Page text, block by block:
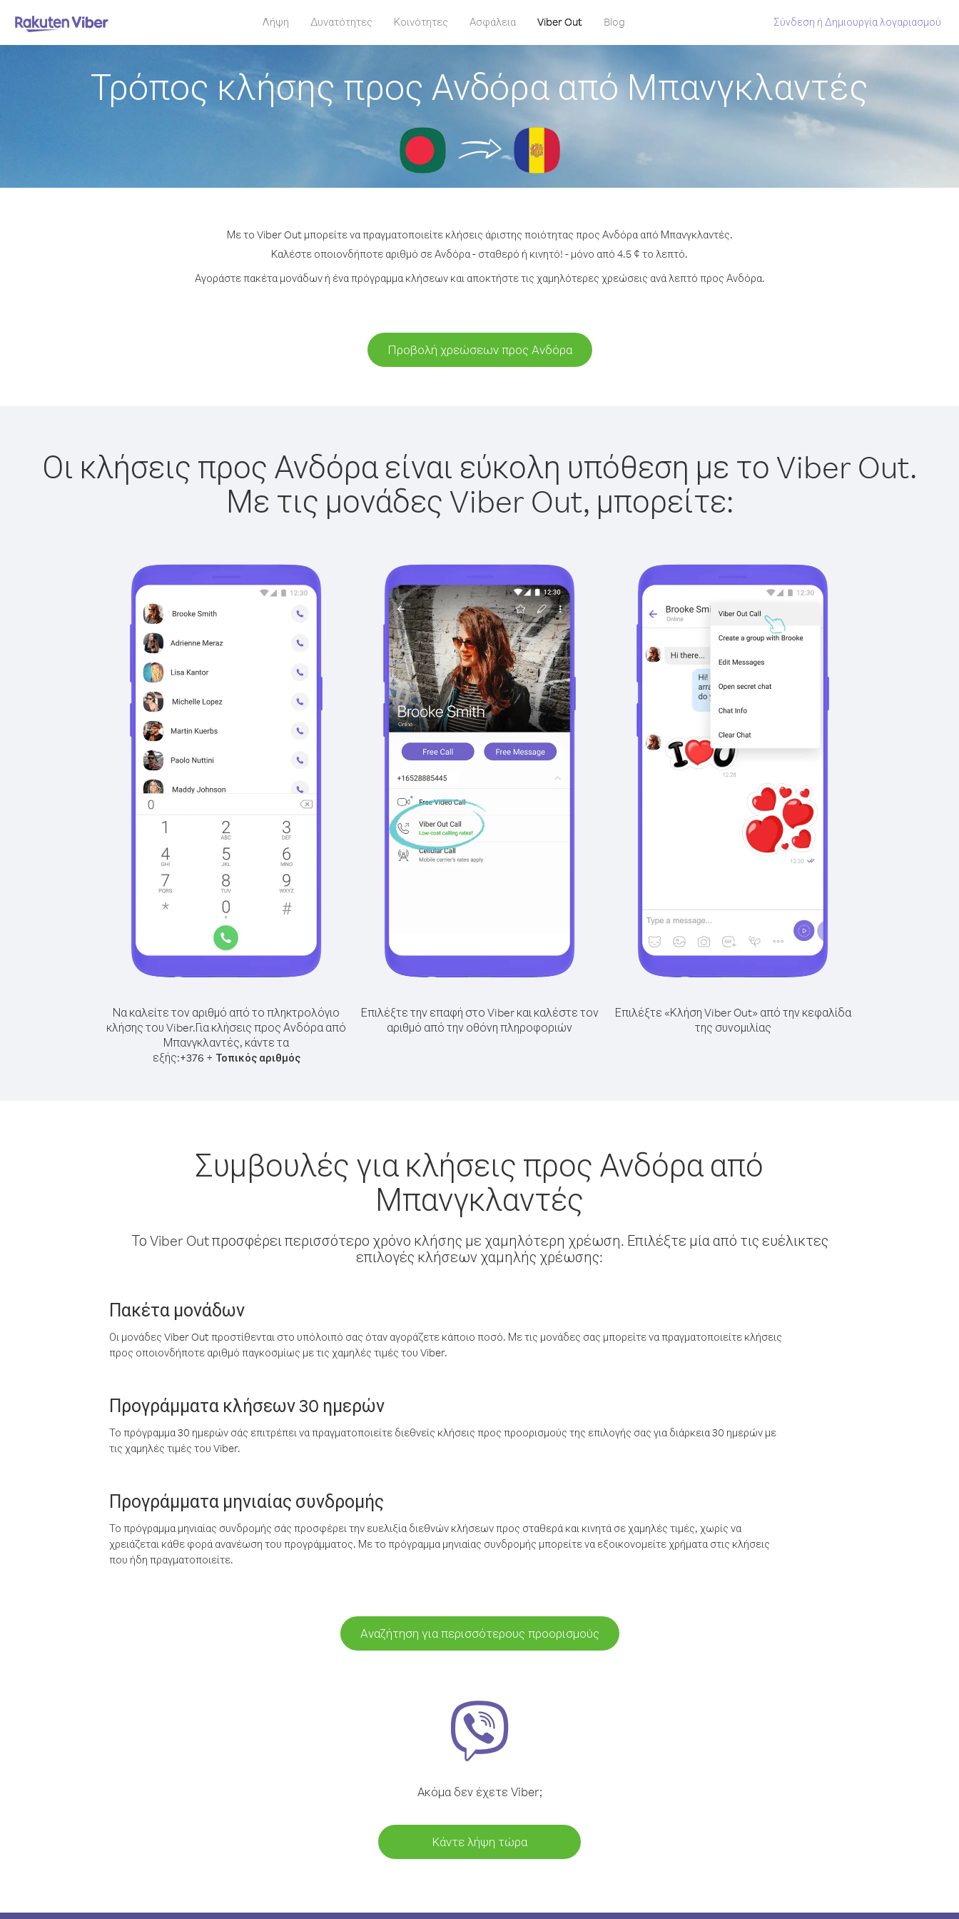
Λήψη Δυνατότητες Κοινότητες Ασφάλεια Viber Out Blog Σύνδεση ή Δημιουργία λογαριασμού
Τρόπος κλήσης προς Ανδόρα από Μπανγκλαντές
Με το Viber Out μπορείτε να πραγματοποιείτε κλήσεις άριστης ποιότητας προς Ανδόρα από Μπανγκλαντές.
Καλέστε οποιονδήποτε αριθμό σε Ανδόρα - σταθερό ή κινητό! - μόνο από 4.5 ¢ το λεπτό.
Αγοράστε πακέτα μονάδων ή ένα πρόγραμμα κλήσεων και αποκτήστε τις χαμηλότερες χρεώσεις ανά λεπτό προς Ανδόρα.
Προβολή χρεώσεων προς Ανδόρα
Οι κλήσεις προς Ανδόρα είναι εύκολη υπόθεση με το Viber Out.
Με τις μονάδες Viber Out, μπορείτε:
Να καλείτε τον αριθμό από το πληκτρολόγιο
κλήσης του Viber.Για κλήσεις προς Ανδόρα από
Μπανγκλαντές, κάντε τα
εξής:+376 + Τοπικός αριθμός
Επιλέξτε την επαφή στο Viber και καλέστε τον
αριθμό από την οθόνη πληροφοριών
Επιλέξτε «Κλήση Viber Out» από την κεφαλίδα
της συνομιλίας
Συμβουλές για κλήσεις προς Ανδόρα από
Μπανγκλαντές
Το Viber Out προσφέρει περισσότερο χρόνο κλήσης με χαμηλότερη χρέωση. Επιλέξτε μία από τις ευέλικτες
επιλογές κλήσεων χαμηλής χρέωσης:
Πακέτα μονάδων
Οι μονάδες Viber Out προστίθενται στο υπόλοιπό σας όταν αγοράζετε κάποιο ποσό. Με τις μονάδες σας μπορείτε να πραγματοποιείτε κλήσεις
προς οποιονδήποτε αριθμό παγκοσμίως με τις χαμηλές τιμές του Viber.
Προγράμματα κλήσεων 30 ημερών
Το πρόγραμμα 30 ημερών σάς επιτρέπει να πραγματοποιείτε διεθνείς κλήσεις προς προορισμούς της επιλογής σας για διάρκεια 30 ημερών με
τις χαμηλές τιμές του Viber.
Προγράμματα μηνιαίας συνδρομής
Το πρόγραμμα μηνιαίας συνδρομής σάς προσφέρει την ευελιξία διεθνών κλήσεων προς σταθερά και κινητά σε χαμηλές τιμές, χωρίς να
χρειάζεται κάθε φορά ανανέωση του προγράμματος. Με το πρόγραμμα μηνιαίας συνδρομής μπορείτε να εξοικονομείτε χρήματα στις κλήσεις
που ήδη πραγματοποιείτε.
Αναζήτηση για περισσότερους προορισμούς
Ακόμα δεν έχετε Viber;
Κάντε λήψη τώρα